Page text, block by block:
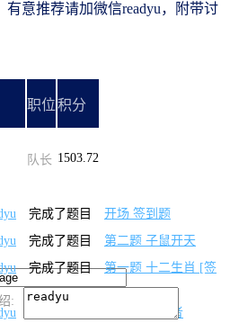
意推荐请加微信readyu，附带讨
职位积分
队长 1503.72
完成了题目
开场 签到题
完成了题目
第二题 子鼠开天
完成了题目
第一题 十二生肖 [签
第一题 流浪者
: